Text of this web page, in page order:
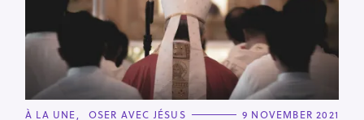
C
À LA UNE OSER AVEC JÉSUS 9 NOVEMBER 2021